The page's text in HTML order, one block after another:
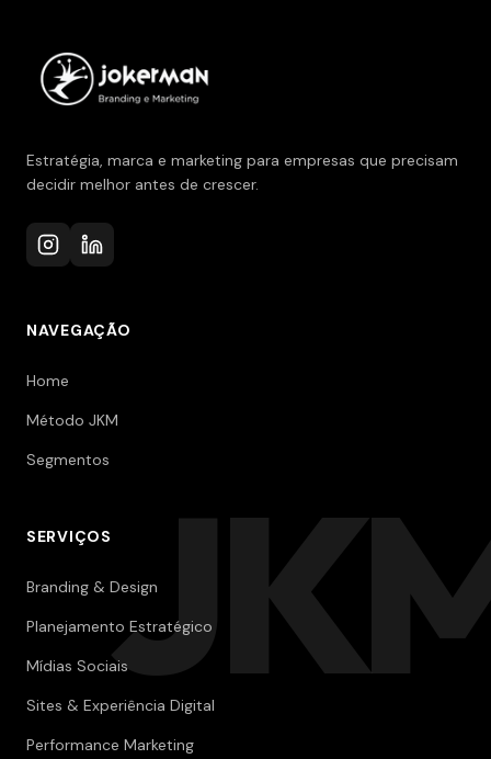
Estratégia, marca e marketing para empresas que precisam
decidir melhor antes de crescer.
NAVEGAÇÃO
Home
Método JKM
Segmentos
SERVIÇOS
Branding & Design
Planejamento Estratégico
Mídias Sociais
Sites & Experiência Digital
Performance Marketing